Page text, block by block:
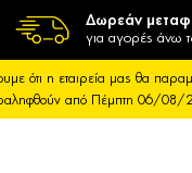
Δωρεάν
για αγορές άνω
ότι η εταιρεία μας θα
από Πέμπτη 06/